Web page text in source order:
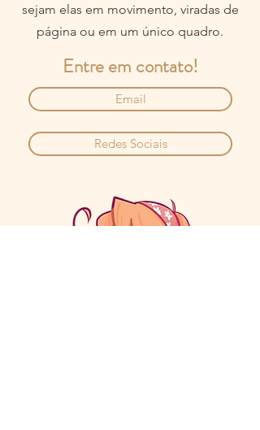
sejam elas em movimento, viradas de
página ou em um único quadro.
Entre em contato!
Email
Redes Sociais